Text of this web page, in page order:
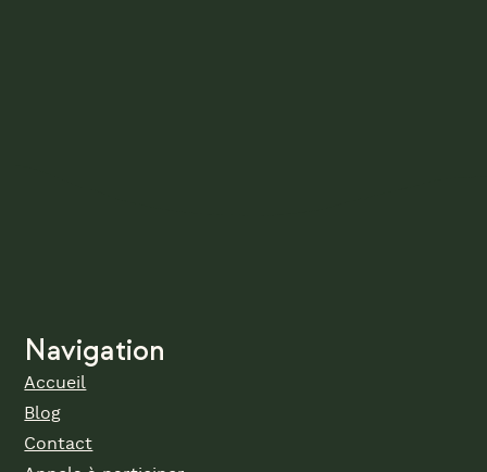
Navigation
Accueil
Blog
Contact